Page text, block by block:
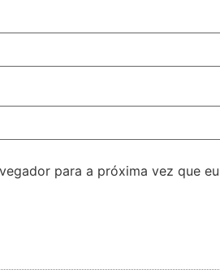
para a próxima vez que